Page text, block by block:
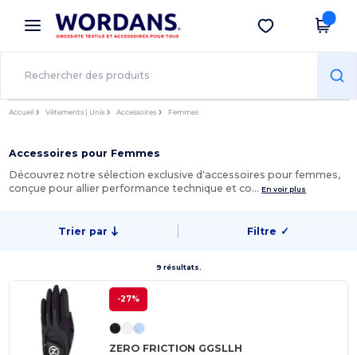
× Appli Wordans
Meilleurs prix sur l’app !
Obtenir l'appli
Accueil Vêtements | Unis Accessoires Femmes
Accessoires pour Femmes
Découvrez notre sélection exclusive d'accessoires pour femmes,
conçue pour allier performance technique et co…En voir plus
Trier par Filtre ✓
9 résultats.
-27%
ZERO FRICTION GGSLLH